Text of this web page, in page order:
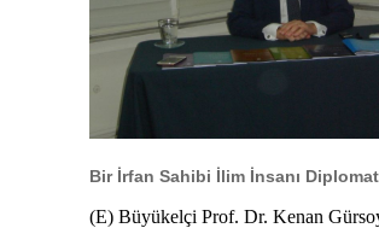
Bir İrfan Sahibi İlim İnsanı
(E) Büyükelçi Prof. Dr. Kenan